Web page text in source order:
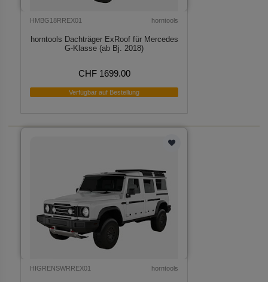
HMBG18RREX01 horntools
horntools Dachträger ExRoof für Mercedes
G-Klasse (ab Bj. 2018)
CHF 1699.00
Verfügbar auf Bestellung
HIGRENSWRREX01 horntools